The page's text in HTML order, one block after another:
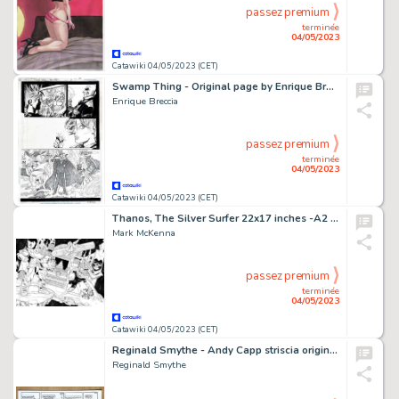
Catawiki 04/05/2023 (CET)
terminée
04/05/2023
passez premium
Swamp Thing - Original page by Enrique Breccia
Enrique Breccia
Catawiki 04/05/2023 (CET)
terminée
04/05/2023
passez premium
Thanos, The Silver Surfer 22x17 inches -A2 - Encré- Mark McKenna - Thanos VS Silver Surfer and Adam Warlock - Page volante - Exemplaire unique - (2013)
Mark McKenna
Catawiki 04/05/2023 (CET)
terminée
04/05/2023
passez premium
Reginald Smythe - Andy Capp striscia originale
Reginald Smythe